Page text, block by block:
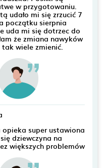
w przygotowaniu.
udało mi się zrzucić 7
początku sierpnia
uda mi się dotrzec do
że zmiana nawyków
wiele zmienić.
super ustawiona
dziewczyna na
większych problemów